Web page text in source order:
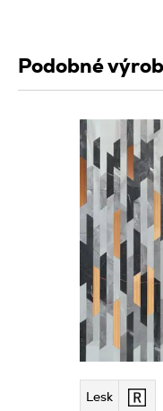
Podobné
Lesk